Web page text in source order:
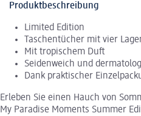
Produktbeschreibung
Limited Edition
Taschentücher mit vier
Mit tropischem Duft
Seidenweich und
Dank praktischer
Erleben Sie einen Hauch von
My Paradise Moments Summer